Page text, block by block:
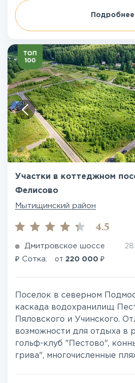
Подробнее
Участки в коттеджном
Фелисово
Мытищинский район
4.5
Дмитровское шоссе
₽ Сотка: от 220 000 ₽
Поселок в северном
каскада водохранилищ
Пяловского и Учинского.
возможности для отдыха в
гольф-клуб "Пестово",
грива", многочисленные